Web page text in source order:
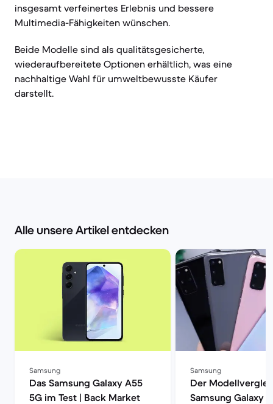
insgesamt verfeinertes Erlebnis und bessere
Multimedia-Fähigkeiten wünschen.
Beide Modelle sind als qualitätsgesicherte,
wiederaufbereitete Optionen erhältlich, was eine
nachhaltige Wahl für umweltbewusste Käufer
darstellt.
Alle unsere Artikel entdecken
Samsung
Das Samsung Galaxy A55
5G im Test | Back Market
Samsung
Der
Samsung Galaxy